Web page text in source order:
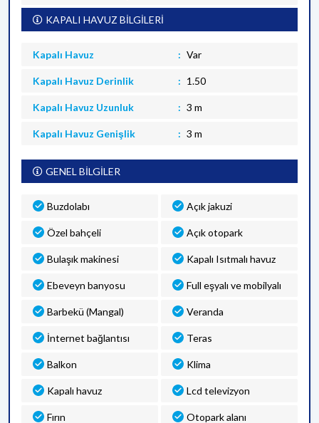
KAPALI HAVUZ BİLGİLERİ
Kapalı Havuz Var
Kapalı Havuz Derinlik 1.50
Kapalı Havuz Uzunluk 3 m
Kapalı Havuz Genişlik 3 m
GENEL BİLGİLER
Buzdolabı Açık jakuzi
Özel bahçeli Açık otopark
Bulaşık makinesi Kapalı Isıtmalı havuz
Ebeveyn banyosu Full eşyalı ve mobilyalı
Barbekü (Mangal) Veranda
İnternet bağlantısı Teras
Balkon Klima
Kapalı havuz Lcd televizyon
Fırın Otopark alanı